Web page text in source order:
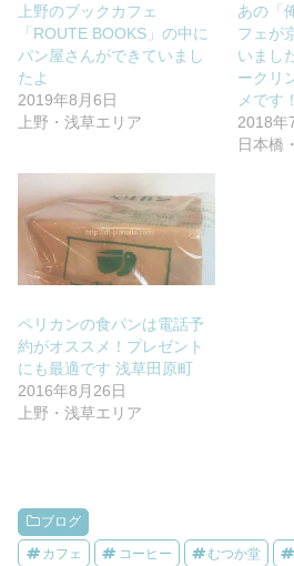
上野のブックカフェ
「ROUTE BOOKS」の中に
パン屋さんができていまし
たよ
2019年8月6日
上野・浅草エリア
あの「
フェが
いまし
ークリ
メです！
2018年
日本橋
ペリカンの食パンは電話予
約がオススメ！プレゼント
にも最適です 浅草田原町
2016年8月26日
上野・浅草エリア
ブログ
カフェ コーヒー むつか堂